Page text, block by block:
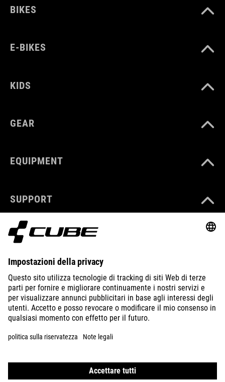
BIKES
E-BIKES
KIDS
GEAR
EQUIPMENT
SUPPORT
ABOUT US
EXPLORE